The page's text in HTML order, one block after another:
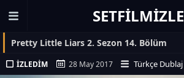
SETFILMIZLE
Pretty Little Liars 2. Sezon 14. Bölüm
İZLEDIM 28 May 2017 Türkçe Dublaj